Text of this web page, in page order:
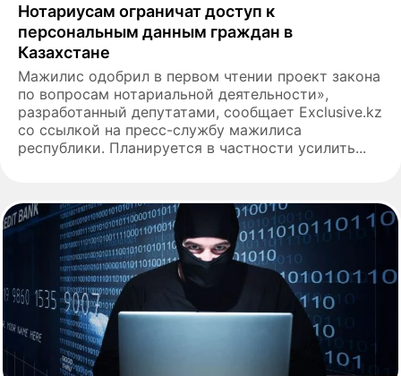
Нотариусам ограничат доступ к
персональным данным граждан в
Казахстане
Мажилис одобрил в первом чтении проект закона
по вопросам нотариальной деятельности»,
разработанный депутатами, сообщает Exclusive.kz
со ссылкой на пресс-службу мажилиса
республики. Планируется в частности усилить...